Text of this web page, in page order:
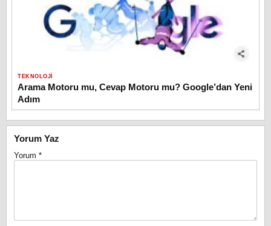
TEKNOLOJI
Arama Motoru mu, Cevap Motoru mu? Google’dan Yeni
Adım
Yorum Yaz
Yorum *